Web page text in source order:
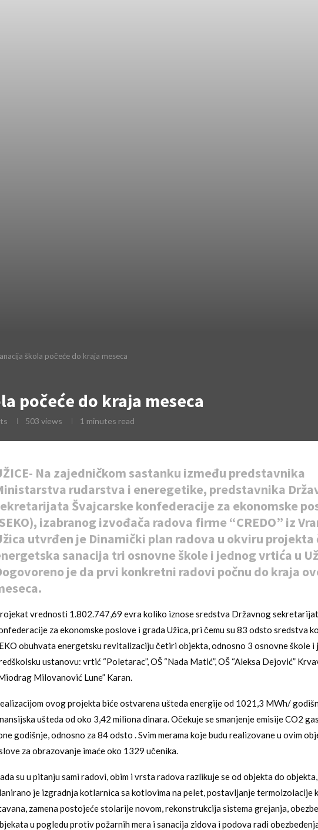
škola počeće do kraja meseca
počeće do kraja meseca
503 views 1 minutes read
Na zajedničkom sastanku između predstavnika
rudarstva i eneregetike, predstavnika
Švajcarske konfederacije za ekonomske
izabranog izvođača radova firme “CREDO” iz
utvrđen je Dinamički plan radova u okviru projekta
sanacija tri osnovne škole i jednog vrtića u
je da prvi konkretni radovi počnu do kraja
vrednosti 1.802.747,69 evra koliko iznose sredstva Državnog
za ekonomske poslove i grada Užica, pri čemu su 83 odsto sredstva
obuhvata energetsku revitalizaciju četiri objekta, odnosno 3 osnovne škole i
ustanovu: vrtić “Poletarac”, OŠ “Nada Matić”, OŠ “Aleksa Dejović”
Milovanović Lune” Karan.
ovog projekta biće ostvarena ušteda energije od 1021,3 MWh/
ušteda od oko 3,42 miliona dinara. Očekuje se smanjenje emisije CO2
godišnje, odnosno za 84 odsto . Svim merama koje budu realizovane u ovim
za obrazovanje imaće oko 1329 učenika.
su u pitanju sami radovi, obim i vrsta radova razlikuje se od objekta do
je izgradnja kotlarnica sa kotlovima na pelet, postavljanje termoizolacije
zamena postojeće stolarije novom, rekonstrukcija sistema grejanja,
u pogledu protiv požarnih mera i sanacija zidova i podova radi